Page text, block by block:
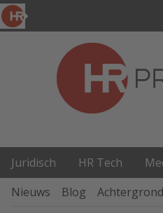
Juridisch HR Tech
Nieuws
Blog Achtergrond